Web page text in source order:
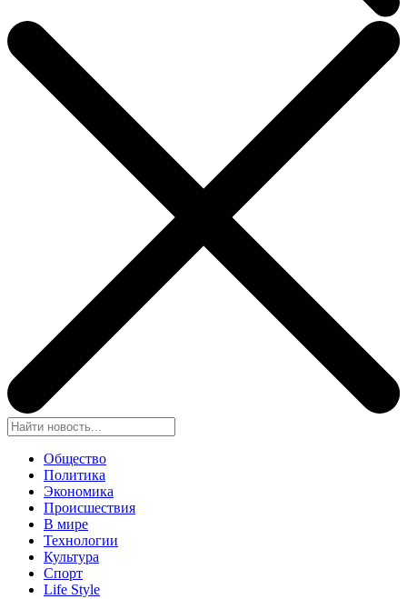
Общество
Политика
Экономика
Происшествия
В мире
Технологии
Культура
Спорт
Life Style